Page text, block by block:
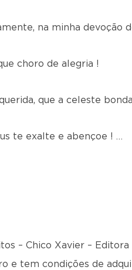
na minha devoção
choro de alegria !
que a celeste
te exalte e abençoe ! …
– Chico Xavier – Editora
e tem condições de